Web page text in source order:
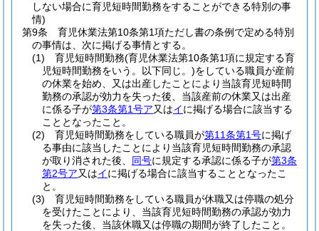
しない場合に育児短時間勤務をすることができる特別の事
情)
第9条
育児休業法第10条第1項ただし書の条例で定める特別
の事情は、次に掲げる事情とする。
(1)
育児短時間勤務(育児休業法第10条第1項に規定する育
児短時間勤務をいう。以下同じ。)をしている職員が産前
の休業を始め、又は出産したことにより当該育児短時間
勤務の承認が効力を失った後、当該産前の休業又は出産
に係る子が第3条第1号ア又はイに掲げる場合に該当する
こととなったこと。
(2)
育児短時間勤務をしている職員が第11条第1号に掲げ
る事由に該当したことにより当該育児短時間勤務の承認
が取り消された後、 同号に規定する承認に係る子が第3条
第2号ア又はイに掲げる場合に該当することとなったこ
と。
(3)
育児短時間勤務をしている職員が休職又は停職の処分
を受けたことにより、当該育児短時間勤務の承認が効力
を失った後、当該休職又は停職の期間が終了したこと。